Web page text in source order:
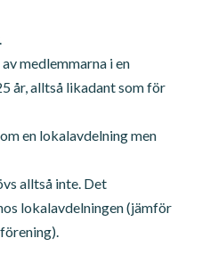
medlemmarna i en
år, alltså likadant som för
en lokalavdelning men
alltså inte. Det
lokalavdelningen (jämför